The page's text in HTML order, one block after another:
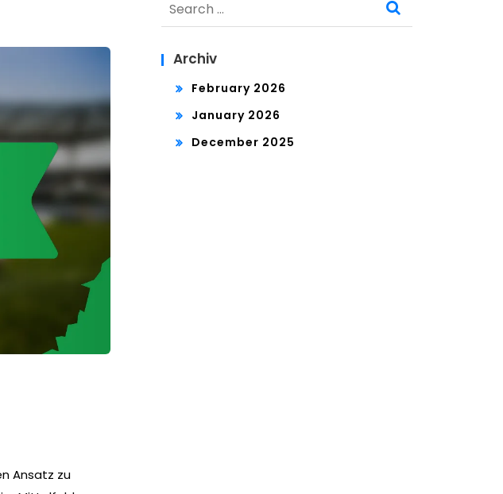
Ansatz zu
for:
Archiv
February 2026
January 2026
December 2025